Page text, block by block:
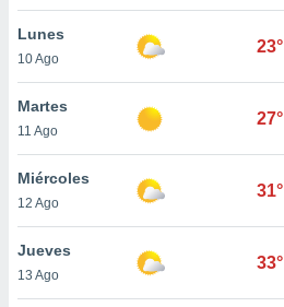
de
cookies
aceptar
Lunes
10 Ago
23°
Martes
11 Ago
27°
Miércoles
12 Ago
31°
Jueves
13 Ago
33°